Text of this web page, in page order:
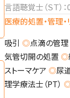
言語聴覚士（ＳＴ）
医療的処置・管理
吸引 ◎点滴の管理
気管切開の処置 ◎
ストーマケア ◎尿
理学療法士（PT）